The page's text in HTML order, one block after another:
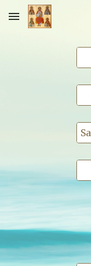
Skip to main content